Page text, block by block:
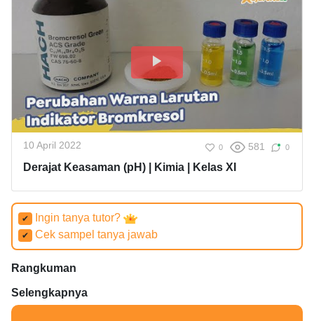
10 April 2022 0 581 0
Derajat Keasaman (pH) | Kimia | Kelas XI
✔ Ingin tanya tutor?
✔ Cek sampel tanya jawab
Rangkuman
Selengkapnya